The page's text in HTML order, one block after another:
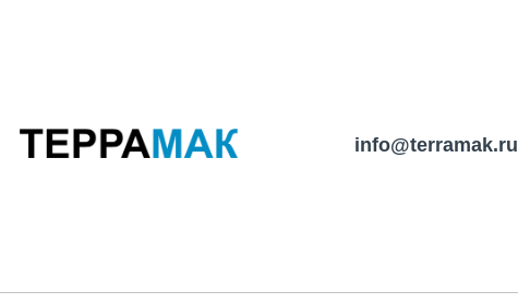
info@terramak.ru